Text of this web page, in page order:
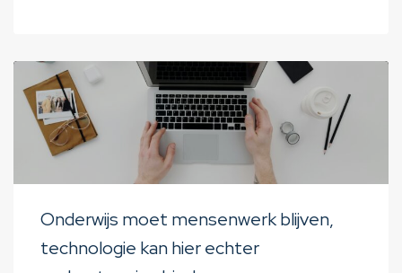
Onderwijs moet mensenwerk blijven,
technologie kan hier echter